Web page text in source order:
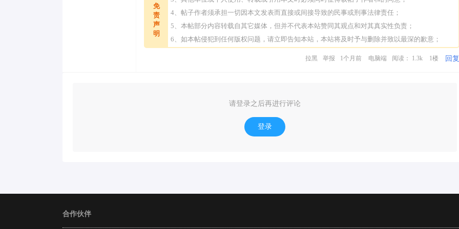
免
责
声
明
4、帖子作者须承担一切因本文发表而直接或间接导致的民事或刑事法律责任；
5、本帖部分内容转载自其它媒体，但并不代表本站赞同其观点和对其真实性负责；
6、如本帖侵犯到任何版权问题，请立即告知本站，本站将及时予与删除并致以最深的歉意；
拉黑 举报 1个月前 电脑端 阅读： 1.3k 1楼 回复
请登录之后再进行评论
登录
合作伙伴